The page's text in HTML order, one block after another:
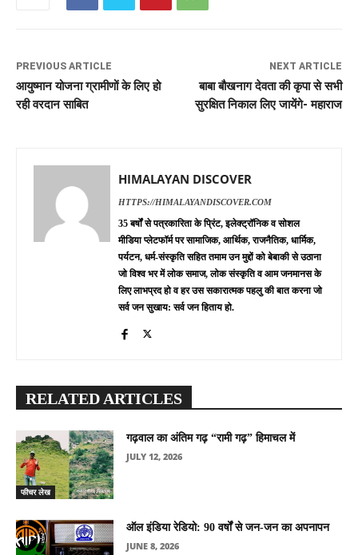
PREVIOUS ARTICLE
आयुष्मान योजना ग्रामीणों के लिए हो
रही वरदान साबित
NEXT ARTICLE
बाबा बौखनाग देवता की कृपा से सभी
सुरक्षित निकाल लिए जायेंगे- महाराज
HIMALAYAN DISCOVER
HTTPS://HIMALAYANDISCOVER.COM
35 बर्षों से पत्रकारिता के प्रिंट, इलेक्ट्रॉनिक व सोशल
मीडिया प्लेटफॉर्म पर सामाजिक, आर्थिक, राजनैतिक, धार्मिक,
पर्यटन, धर्म-संस्कृति सहित तमाम उन मुद्दों को बेबाकी से उठाना
जो विश्व भर में लोक समाज, लोक संस्कृति व आम जनमानस के
लिए लाभप्रद हो व हर उस सकारात्मक पहलु की बात करना जो
सर्व जन सुखाय: सर्व जन हिताय हो.
RELATED ARTICLES
फीचर लेख
गढ़वाल का अंतिम गढ़ “रामी गढ़” हिमाचल में
JULY 12, 2026
ऑल इंडिया रेडियो: 90 वर्षों से जन-जन का अपनापन
JUNE 8, 2026